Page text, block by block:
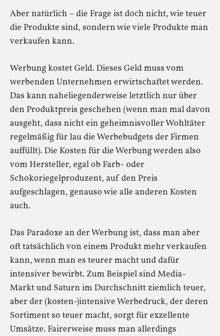
Aber natürlich – die Frage ist doch nicht, wie teuer
die Produkte sind, sondern wie viele Produkte man
verkaufen kann.
Werbung kostet Geld. Dieses Geld muss vom
werbenden Unternehmen erwirtschaftet werden.
Das kann naheliegenderweise letztlich nur über
den Produktpreis geschehen (wenn man mal davon
ausgeht, dass nicht ein geheimnisvoller Wohltäter
regelmäßig für lau die Werbebudgets der Firmen
auffüllt). Die Kosten für die Werbung werden also
vom Hersteller, egal ob Farb- oder
Schokoriegelproduzent, auf den Preis
aufgeschlagen, genauso wie alle anderen Kosten
auch.
Das Paradoxe an der Werbung ist, dass man aber
oft tatsächlich von einem Produkt mehr verkaufen
kann, wenn man es teurer macht und dafür
intensiver bewirbt. Zum Beispiel sind Media-
Markt und Saturn im Durchschnitt ziemlich teuer,
aber der (kosten-)intensive Werbedruck, der deren
Sortiment so teuer macht, sorgt für exzellente
Umsätze. Fairerweise muss man allerdings